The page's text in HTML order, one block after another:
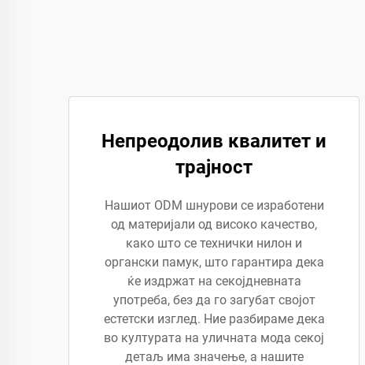
Непреодолив квалитет и
трајност
Нашиот ODM шнурови се изработени
од материјали од високо качество,
како што се технички нилон и
органски памук, што гарантира дека
ќе издржат на секојдневната
употреба, без да го загубат својот
естетски изглед. Ние разбираме дека
во културата на уличната мода секој
детаљ има значење, а нашите